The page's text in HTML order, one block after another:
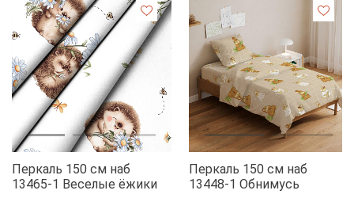
Перкаль 150 см наб
13465-1 Веселые ёжики
Перкаль 150 см наб
13448-1 Обнимусь